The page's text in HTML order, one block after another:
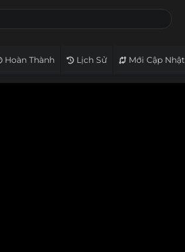
Hoàn Thành Lịch Sử Mới Cập Nhật